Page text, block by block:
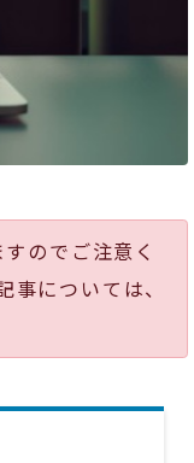
のでご注意く
については、